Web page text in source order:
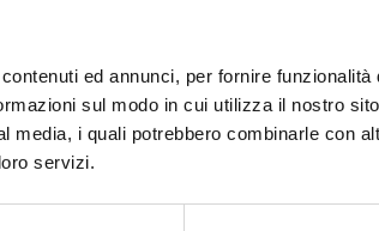
ed annunci, per fornire
sul modo in cui utilizza il nostro
media, i quali potrebbero combinarle con
servizi.
ac ex ullamcor tempor tellus eget, posuere